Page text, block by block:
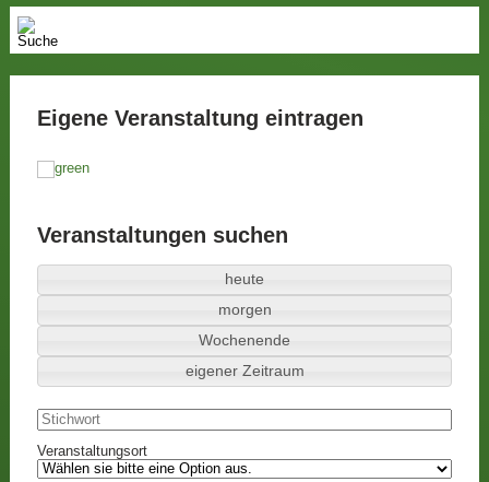
Eigene Veranstaltung eintragen
Veranstaltungen suchen
heute
morgen
Wochenende
eigener Zeitraum
Veranstaltungsort